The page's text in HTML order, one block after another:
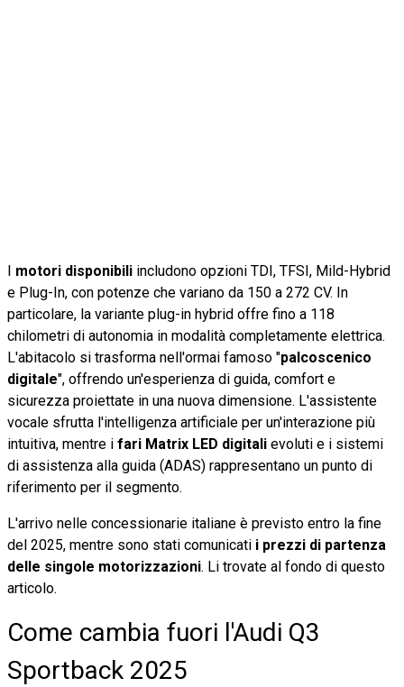
motori disponibili includono opzioni TDI, TFSI, Mild-Hybrid
e Plug-In, con potenze che variano da 150 a 272 CV. In
particolare, la variante plug-in hybrid offre fino a 118
chilometri di autonomia in modalità completamente elettrica.
L'abitacolo si trasforma nell'ormai famoso "palcoscenico
digitale", offrendo un'esperienza di guida, comfort e
sicurezza proiettate in una nuova dimensione. L'assistente
vocale sfrutta l'intelligenza artificiale per un'interazione più
intuitiva, mentre i fari Matrix LED digitali evoluti e i sistemi
di assistenza alla guida (ADAS) rappresentano un punto di
riferimento per il segmento.
L'arrivo nelle concessionarie italiane è previsto entro la fine
del 2025, mentre sono stati comunicati i prezzi di partenza
delle singole motorizzazioni. Li trovate al fondo di questo
articolo.
Come cambia fuori l'Audi Q3
Sportback 2025